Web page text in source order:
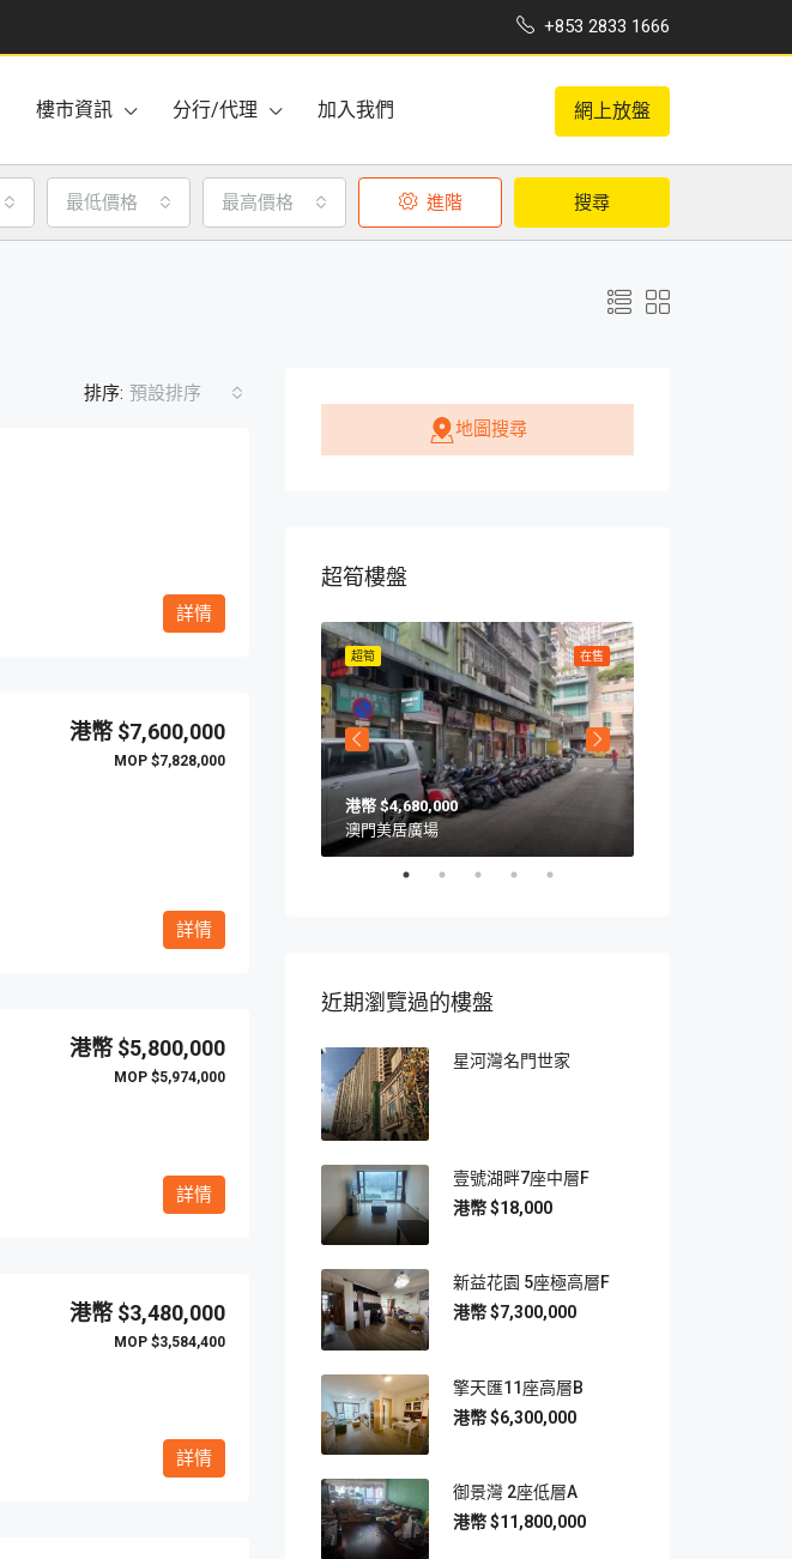
+853 2833 1666
樓市資訊 分行/代理 加入我們 網上放盤
最低價格 最高價格 進階 搜尋
排序: 預設排序
詳情
$7,600,000
$7,828,000
詳情
$5,800,000
$5,974,000
詳情
$3,480,000
$3,584,400
詳情
地圖搜尋
超筍樓盤
在售
超筍
$4,680,000
澳門美居廣場
近期瀏覽過的樓盤
星河灣名門世家
壹號湖畔7座中層F
$18,000
新益花園 5座極高層F
$7,300,000
擎天匯11座高層B
$6,300,000
御景灣 2座低層A
$11,800,000